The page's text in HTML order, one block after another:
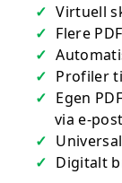
Virtuell
Flere
Profiler
Egen
via e-
Digitalt